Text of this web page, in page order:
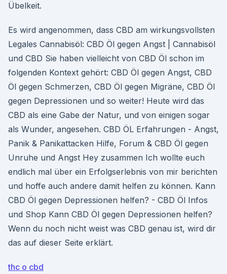
Übelkeit.
Es wird angenommen, dass CBD am wirkungsvollsten
Legales Cannabisöl: CBD Öl gegen Angst | Cannabisöl
und CBD Sie haben vielleicht von CBD Öl schon im
folgenden Kontext gehört: CBD Öl gegen Angst, CBD
Öl gegen Schmerzen, CBD Öl gegen Migräne, CBD Öl
gegen Depressionen und so weiter! Heute wird das
CBD als eine Gabe der Natur, und von einigen sogar
als Wunder, angesehen. CBD ÖL Erfahrungen - Angst,
Panik & Panikattacken Hilfe, Forum & CBD Öl gegen
Unruhe und Angst Hey zusammen Ich wollte euch
endlich mal über ein Erfolgserlebnis von mir berichten
und hoffe auch andere damit helfen zu können. Kann
CBD Öl gegen Depressionen helfen? - CBD Öl Infos
und Shop Kann CBD Öl gegen Depressionen helfen?
Wenn du noch nicht weist was CBD genau ist, wird dir
das auf dieser Seite erklärt.
thc o cbd